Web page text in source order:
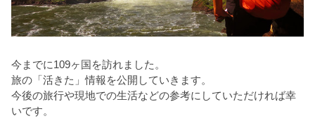
今までに109ヶ国を訪れました。
旅の「活きた」情報を公開していきます。
今後の旅行や現地での生活などの参考にしていただければ幸
いです。